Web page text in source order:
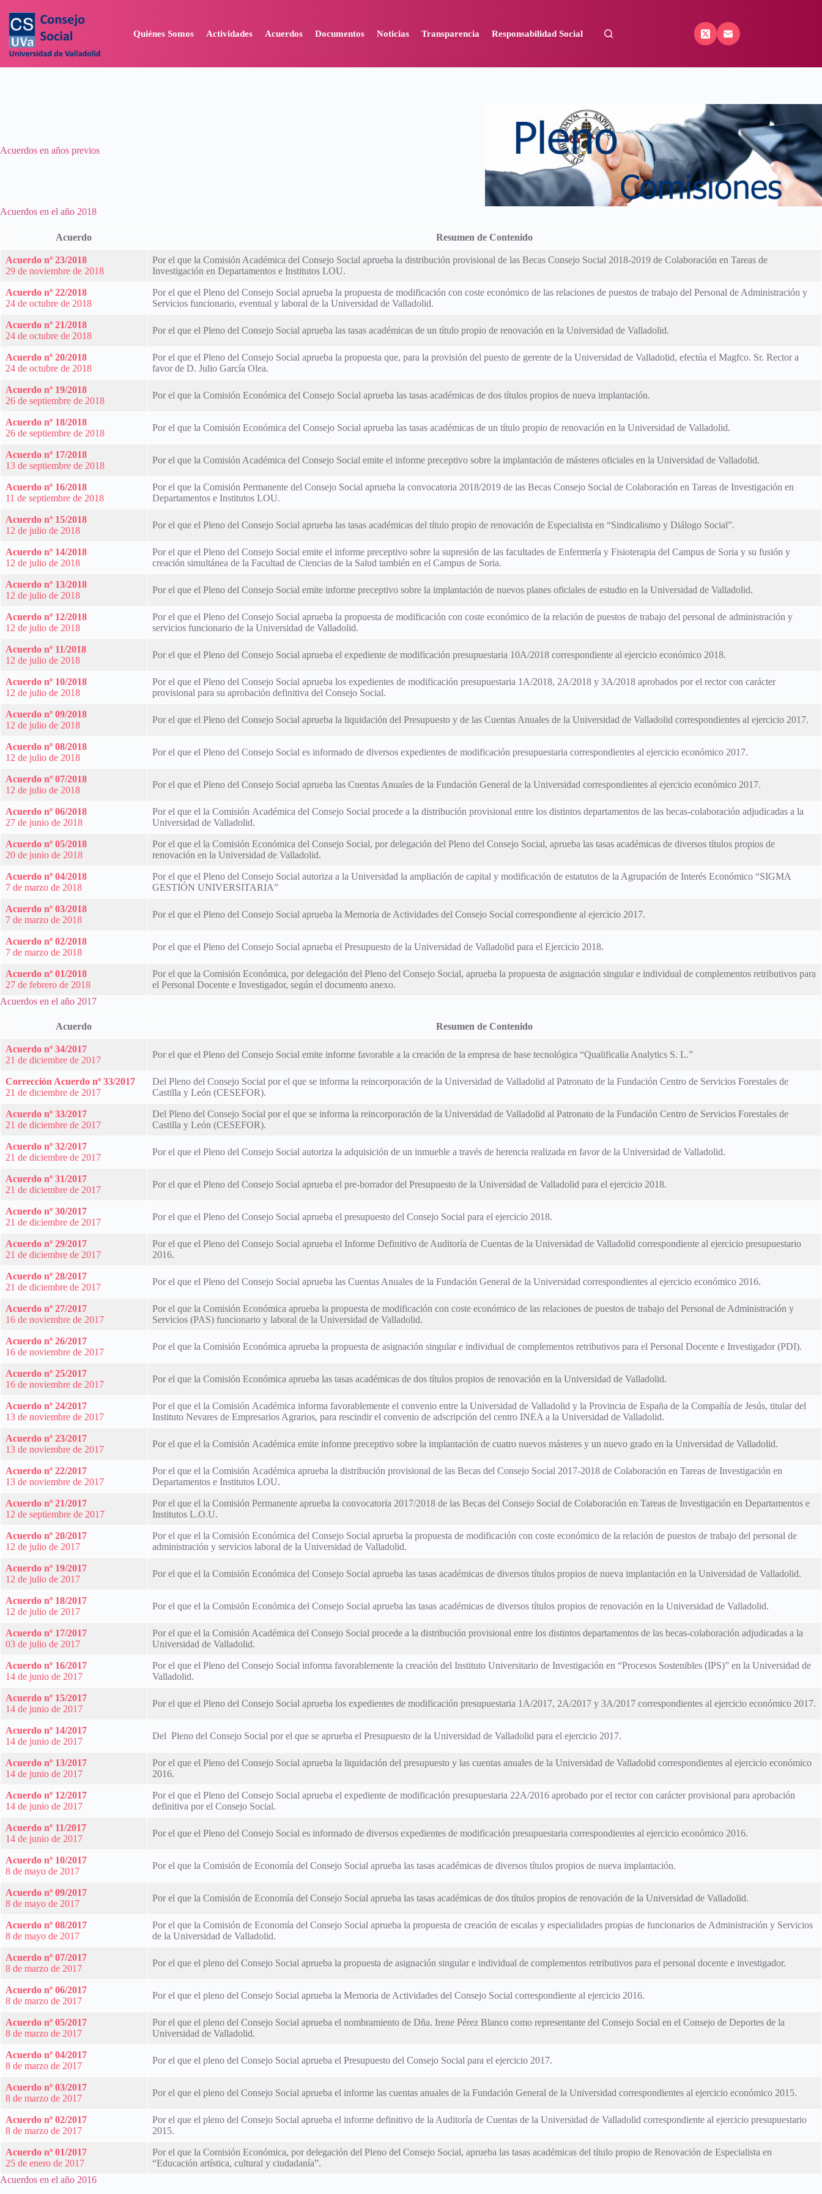
Quiénes Somos Actividades Acuerdos Documentos Noticias Transparencia Responsabilidad Social
Acuerdos en años previos
Acuerdos en el año 2018
Acuerdo Resumen de Contenido
Acuerdo nº 23/2018
29 de noviembre de 2018
Por el que la Comisión Académica del Consejo Social aprueba la distribución provisional de las Becas Consejo Social 2018-2019 de Colaboración en Tareas de
Investigación en Departamentos e Institutos LOU.
Acuerdo nº 22/2018
24 de octubre de 2018
Por el que el Pleno del Consejo Social aprueba la propuesta de modificación con coste económico de las relaciones de puestos de trabajo del Personal de Administración y
Servicios funcionario, eventual y laboral de la Universidad de Valladolid.
Acuerdo nº 21/2018
24 de octubre de 2018
Por el que el Pleno del Consejo Social aprueba las tasas académicas de un título propio de renovación en la Universidad de Valladolid.
Acuerdo nº 20/2018
24 de octubre de 2018
Por el que el Pleno del Consejo Social aprueba la propuesta que, para la provisión del puesto de gerente de la Universidad de Valladolid, efectúa el Magfco. Sr. Rector a
favor de D. Julio García Olea.
Acuerdo nº 19/2018
26 de septiembre de 2018
Por el que la Comisión Económica del Consejo Social aprueba las tasas académicas de dos títulos propios de nueva implantación.
Acuerdo nº 18/2018
26 de septiembre de 2018
Por el que la Comisión Económica del Consejo Social aprueba las tasas académicas de un título propio de renovación en la Universidad de Valladolid.
Acuerdo nº 17/2018
13 de septiembre de 2018
Por el que la Comisión Académica del Consejo Social emite el informe preceptivo sobre la implantación de másteres oficiales en la Universidad de Valladolid.
Acuerdo nº 16/2018
11 de septiembre de 2018
Por el que la Comisión Permanente del Consejo Social aprueba la convocatoria 2018/2019 de las Becas Consejo Social de Colaboración en Tareas de Investigación en
Departamentos e Institutos LOU.
Acuerdo nº 15/2018
12 de julio de 2018
Por el que el Pleno del Consejo Social aprueba las tasas académicas del título propio de renovación de Especialista en “Sindicalismo y Diálogo Social”.
Acuerdo nº 14/2018
12 de julio de 2018
Por el que el Pleno del Consejo Social emite el informe preceptivo sobre la supresión de las facultades de Enfermería y Fisioterapia del Campus de Soria y su fusión y
creación simultánea de la Facultad de Ciencias de la Salud también en el Campus de Soria.
Acuerdo nº 13/2018
12 de julio de 2018
Por el que el Pleno del Consejo Social emite informe preceptivo sobre la implantación de nuevos planes oficiales de estudio en la Universidad de Valladolid.
Acuerdo nº 12/2018
12 de julio de 2018
Por el que el Pleno del Consejo Social aprueba la propuesta de modificación con coste económico de la relación de puestos de trabajo del personal de administración y
servicios funcionario de la Universidad de Valladolid.
Acuerdo nº 11/2018
12 de julio de 2018
Por el que el Pleno del Consejo Social aprueba el expediente de modificación presupuestaria 10A/2018 correspondiente al ejercicio económico 2018.
Acuerdo nº 10/2018
12 de julio de 2018
Por el que el Pleno del Consejo Social aprueba los expedientes de modificación presupuestaria 1A/2018, 2A/2018 y 3A/2018 aprobados por el rector con carácter
provisional para su aprobación definitiva del Consejo Social.
Acuerdo nº 09/2018
12 de julio de 2018
Por el que el Pleno del Consejo Social aprueba la liquidación del Presupuesto y de las Cuentas Anuales de la Universidad de Valladolid correspondientes al ejercicio 2017.
Acuerdo nº 08/2018
12 de julio de 2018
Por el que el Pleno del Consejo Social es informado de diversos expedientes de modificación presupuestaria correspondientes al ejercicio económico 2017.
Acuerdo nº 07/2018
12 de julio de 2018
Por el que el Pleno del Consejo Social aprueba las Cuentas Anuales de la Fundación General de la Universidad correspondientes al ejercicio económico 2017.
Acuerdo nº 06/2018
27 de junio de 2018
Por el que el la Comisión Académica del Consejo Social procede a la distribución provisional entre los distintos departamentos de las becas-colaboración adjudicadas a la
Universidad de Valladolid.
Acuerdo nº 05/2018
20 de junio de 2018
Por el que el la Comisión Económica del Consejo Social, por delegación del Pleno del Consejo Social, aprueba las tasas académicas de diversos títulos propios de
renovación en la Universidad de Valladolid.
Acuerdo nº 04/2018
7 de marzo de 2018
Por el que el Pleno del Consejo Social autoriza a la Universidad la ampliación de capital y modificación de estatutos de la Agrupación de Interés Económico “SIGMA
GESTIÓN UNIVERSITARIA”
Acuerdo nº 03/2018
7 de marzo de 2018
Por el que el Pleno del Consejo Social aprueba la Memoria de Actividades del Consejo Social correspondiente al ejercicio 2017.
Acuerdo nº 02/2018
7 de marzo de 2018
Por el que el Pleno del Consejo Social aprueba el Presupuesto de la Universidad de Valladolid para el Ejercicio 2018.
Acuerdo nº 01/2018
27 de febrero de 2018
Por el que la Comisión Económica, por delegación del Pleno del Consejo Social, aprueba la propuesta de asignación singular e individual de complementos retributivos para
el Personal Docente e Investigador, según el documento anexo.
Acuerdos en el año 2017
Acuerdo Resumen de Contenido
Acuerdo nº 34/2017
21 de diciembre de 2017
Por el que el Pleno del Consejo Social emite informe favorable a la creación de la empresa de base tecnológica “Qualificalia Analytics S. L.”
Corrección Acuerdo nº 33/2017
21 de diciembre de 2017
Del Pleno del Consejo Social por el que se informa la reincorporación de la Universidad de Valladolid al Patronato de la Fundación Centro de Servicios Forestales de
Castilla y León (CESEFOR).
Acuerdo nº 33/2017
21 de diciembre de 2017
Del Pleno del Consejo Social por el que se informa la reincorporación de la Universidad de Valladolid al Patronato de la Fundación Centro de Servicios Forestales de
Castilla y León (CESEFOR).
Acuerdo nº 32/2017
21 de diciembre de 2017
Por el que el Pleno del Consejo Social autoriza la adquisición de un inmueble a través de herencia realizada en favor de la Universidad de Valladolid.
Acuerdo nº 31/2017
21 de diciembre de 2017
Por el que el Pleno del Consejo Social aprueba el pre-borrador del Presupuesto de la Universidad de Valladolid para el ejercicio 2018.
Acuerdo nº 30/2017
21 de diciembre de 2017
Por el que el Pleno del Consejo Social aprueba el presupuesto del Consejo Social para el ejercicio 2018.
Acuerdo nº 29/2017
21 de diciembre de 2017
Por el que el Pleno del Consejo Social aprueba el Informe Definitivo de Auditoría de Cuentas de la Universidad de Valladolid correspondiente al ejercicio presupuestario
2016.
Acuerdo nº 28/2017
21 de diciembre de 2017
Por el que el Pleno del Consejo Social aprueba las Cuentas Anuales de la Fundación General de la Universidad correspondientes al ejercicio económico 2016.
Acuerdo nº 27/2017
16 de noviembre de 2017
Por el que la Comisión Económica aprueba la propuesta de modificación con coste económico de las relaciones de puestos de trabajo del Personal de Administración y
Servicios (PAS) funcionario y laboral de la Universidad de Valladolid.
Acuerdo nº 26/2017
16 de noviembre de 2017
Por el que la Comisión Económica aprueba la propuesta de asignación singular e individual de complementos retributivos para el Personal Docente e Investigador (PDI).
Acuerdo nº 25/2017
16 de noviembre de 2017
Por el que la Comisión Económica aprueba las tasas académicas de dos títulos propios de renovación en la Universidad de Valladolid.
Acuerdo nº 24/2017
13 de noviembre de 2017
Por el que el la Comisión Académica informa favorablemente el convenio entre la Universidad de Valladolid y la Provincia de España de la Compañía de Jesús, titular del
Instituto Nevares de Empresarios Agrarios, para rescindir el convenio de adscripción del centro INEA a la Universidad de Valladolid.
Acuerdo nº 23/2017
13 de noviembre de 2017
Por el que el la Comisión Académica emite informe preceptivo sobre la implantación de cuatro nuevos másteres y un nuevo grado en la Universidad de Valladolid.
Acuerdo nº 22/2017
13 de noviembre de 2017
Por el que el la Comisión Académica aprueba la distribución provisional de las Becas del Consejo Social 2017-2018 de Colaboración en Tareas de Investigación en
Departamentos e Institutos LOU.
Acuerdo nº 21/2017
12 de septiembre de 2017
Por el que el la Comisión Permanente aprueba la convocatoria 2017/2018 de las Becas del Consejo Social de Colaboración en Tareas de Investigación en Departamentos e
Institutos L.O.U.
Acuerdo nº 20/2017
12 de julio de 2017
Por el que el la Comisión Económica del Consejo Social aprueba la propuesta de modificación con coste económico de la relación de puestos de trabajo del personal de
administración y servicios laboral de la Universidad de Valladolid.
Acuerdo nº 19/2017
12 de julio de 2017
Por el que el la Comisión Económica del Consejo Social aprueba las tasas académicas de diversos títulos propios de nueva implantación en la Universidad de Valladolid.
Acuerdo nº 18/2017
12 de julio de 2017
Por el que el la Comisión Económica del Consejo Social aprueba las tasas académicas de diversos títulos propios de renovación en la Universidad de Valladolid.
Acuerdo nº 17/2017
03 de julio de 2017
Por el que el la Comisión Académica del Consejo Social procede a la distribución provisional entre los distintos departamentos de las becas-colaboración adjudicadas a la
Universidad de Valladolid.
Acuerdo nº 16/2017
14 de junio de 2017
Por el que el Pleno del Consejo Social informa favorablemente la creación del Instituto Universitario de Investigación en “Procesos Sostenibles (IPS)” en la Universidad de
Valladolid.
Acuerdo nº 15/2017
14 de junio de 2017
Por el que el Pleno del Consejo Social aprueba los expedientes de modificación presupuestaria 1A/2017, 2A/2017 y 3A/2017 correspondientes al ejercicio económico 2017.
Acuerdo nº 14/2017
14 de junio de 2017
Del Pleno del Consejo Social por el que se aprueba el Presupuesto de la Universidad de Valladolid para el ejercicio 2017.
Acuerdo nº 13/2017
14 de junio de 2017
Por el que el Pleno del Consejo Social aprueba la liquidación del presupuesto y las cuentas anuales de la Universidad de Valladolid correspondientes al ejercicio económico
2016.
Acuerdo nº 12/2017
14 de junio de 2017
Por el que el Pleno del Consejo Social aprueba el expediente de modificación presupuestaria 22A/2016 aprobado por el rector con carácter provisional para aprobación
definitiva por el Consejo Social.
Acuerdo nº 11/2017
14 de junio de 2017
Por el que el Pleno del Consejo Social es informado de diversos expedientes de modificación presupuestaria correspondientes al ejercicio económico 2016.
Acuerdo nº 10/2017
8 de mayo de 2017
Por el que la Comisión de Economía del Consejo Social aprueba las tasas académicas de diversos títulos propios de nueva implantación.
Acuerdo nº 09/2017
8 de mayo de 2017
Por el que la Comisión de Economía del Consejo Social aprueba las tasas académicas de dos títulos propios de renovación de la Universidad de Valladolid.
Acuerdo nº 08/2017
8 de mayo de 2017
Por el que la Comisión de Economía del Consejo Social aprueba la propuesta de creación de escalas y especialidades propias de funcionarios de Administración y Servicios
de la Universidad de Valladolid.
Acuerdo nº 07/2017
8 de marzo de 2017
Por el que el pleno del Consejo Social aprueba la propuesta de asignación singular e individual de complementos retributivos para el personal docente e investigador.
Acuerdo nº 06/2017
8 de marzo de 2017
Por el que el pleno del Consejo Social aprueba la Memoria de Actividades del Consejo Social correspondiente al ejercicio 2016.
Acuerdo nº 05/2017
8 de marzo de 2017
Por el que el pleno del Consejo Social aprueba el nombramiento de Dña. Irene Pérez Blanco como representante del Consejo Social en el Consejo de Deportes de la
Universidad de Valladolid.
Acuerdo nº 04/2017
8 de marzo de 2017
Por el que el pleno del Consejo Social aprueba el Presupuesto del Consejo Social para el ejercicio 2017.
Acuerdo nº 03/2017
8 de marzo de 2017
Por el que el pleno del Consejo Social aprueba el informe las cuentas anuales de la Fundación General de la Universidad correspondientes al ejercicio económico 2015.
Acuerdo nº 02/2017
8 de marzo de 2017
Por el que el pleno del Consejo Social aprueba el informe definitivo de la Auditoría de Cuentas de la Universidad de Valladolid correspondiente al ejercicio presupuestario
2015.
Acuerdo nº 01/2017
25 de enero de 2017
Por el que la Comisión Económica, por delegación del Pleno del Consejo Social, aprueba las tasas académicas del título propio de Renovación de Especialista en
“Educación artística, cultural y ciudadanía”.
Acuerdos en el año 2016